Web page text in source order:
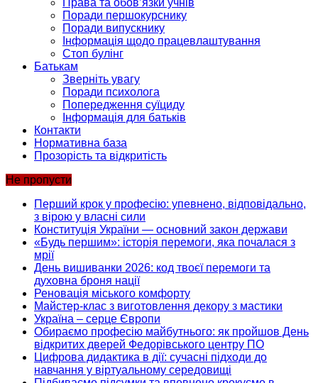
Права та обов’язки учнів
Поради першокурснику
Поради випускнику
Інформація щодо працевлаштування
Стоп булінг
Батькам
Зверніть увагу
Поради психолога
Попередження суїциду
Інформація для батьків
Контакти
Нормативна база
Прозорість та відкритість
Не пропусти
Перший крок у професію: упевнено, відповідально,
з вірою у власні сили
Конституція України — основний закон держави
«Будь першим»: історія перемоги, яка почалася з
мрії
День вишиванки 2026: код твоєї перемоги та
духовна броня нації
Реновація міського комфорту
Майстер-клас з виготовлення декору з мастики
Україна – серце Європи
Обираємо професію майбутнього: як пройшов День
відкритих дверей Федорівського центру ПО
Цифрова дидактика в дії: сучасні підходи до
навчання у віртуальному середовищі